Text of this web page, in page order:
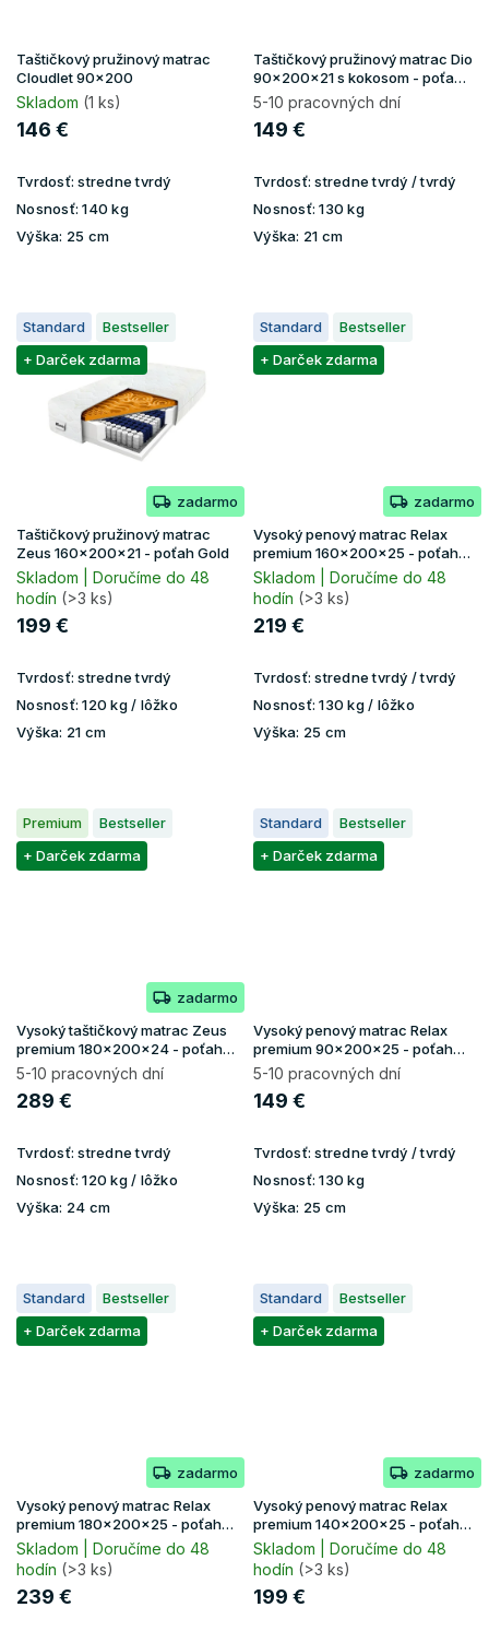
u
k
t
o
Taštičkový pružinový matrac
Cloudlet 90x200
Skladom (1 ks)
146 €
Tvrdosť: stredne tvrdý
Nosnosť: 140 kg
Výška: 25 cm
Taštičkový pružinový matrac Dio
90x200x21 s kokosom - poťah
Gold
5-10 pracovných dní
149 €
Tvrdosť: stredne tvrdý / tvrdý
Nosnosť: 130 kg
Výška: 21 cm
Standard
Bestseller
+ Darček zdarma
zadarmo
Taštičkový pružinový matrac
Zeus 160x200x21 - poťah Gold
Skladom | Doručíme do 48
hodín (>3 ks)
199 €
Tvrdosť: stredne tvrdý
Nosnosť: 120 kg / lôžko
Výška: 21 cm
Standard
Bestseller
+ Darček zdarma
zadarmo
Vysoký penový matrac Relax
premium 160x200x25 - poťah
Lavender
Skladom | Doručíme do 48
hodín (>3 ks)
219 €
Tvrdosť: stredne tvrdý / tvrdý
Nosnosť: 130 kg / lôžko
Výška: 25 cm
Premium
Bestseller
+ Darček zdarma
zadarmo
Vysoký taštičkový matrac Zeus
premium 180x200x24 - poťah
Aloe Vera
5-10 pracovných dní
289 €
Tvrdosť: stredne tvrdý
Nosnosť: 120 kg / lôžko
Výška: 24 cm
Standard
Bestseller
+ Darček zdarma
Vysoký penový matrac Relax
premium 90x200x25 - poťah
Lavender
5-10 pracovných dní
149 €
Tvrdosť: stredne tvrdý / tvrdý
Nosnosť: 130 kg
Výška: 25 cm
Standard
Bestseller
+ Darček zdarma
zadarmo
Vysoký penový matrac Relax
premium 180x200x25 - poťah
Lavender
Skladom | Doručíme do 48
hodín (>3 ks)
239 €
Standard
Bestseller
+ Darček zdarma
zadarmo
Vysoký penový matrac Relax
premium 140x200x25 - poťah
Lavender
Skladom | Doručíme do 48
hodín (>3 ks)
199 €